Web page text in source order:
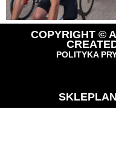
COPYRIGHT ©
POLITYKA
SKLEP